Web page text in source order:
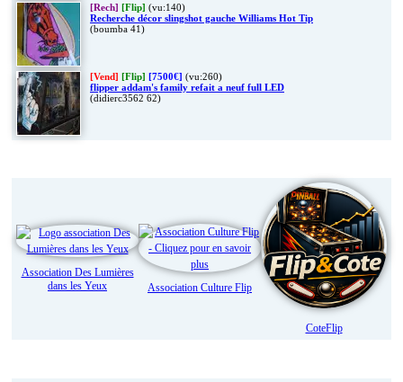
[Rech] [Flip] (vu:140)
Recherche décor slingshot gauche Williams Hot Tip
(boumba 41)
[Vend] [Flip] [7500€] (vu:260)
flipper addam's family refait a neuf full LED
(didierc3562 62)
Association Des Lumières
dans les Yeux
Association Culture Flip
CoteFlip